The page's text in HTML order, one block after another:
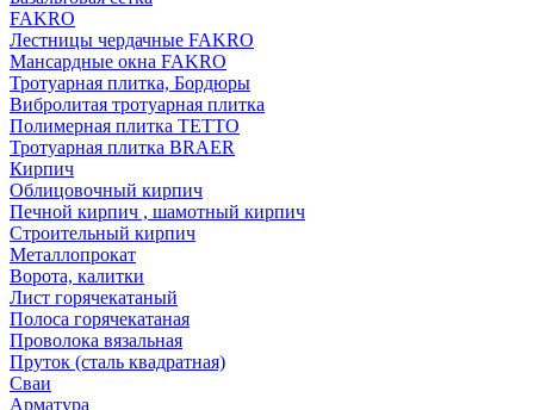
FAKRO
Лестницы чердачные FAKRO
Мансардные окна FAKRO
Тротуарная плитка, Бордюры
Вибролитая тротуарная плитка
Полимерная плитка TETTO
Тротуарная плитка BRAER
Кирпич
Облицовочный кирпич
Печной кирпич , шамотный кирпич
Строительный кирпич
Металлопрокат
Ворота, калитки
Лист горячекатаный
Полоса горячекатаная
Проволока вязальная
Пруток (сталь квадратная)
Сваи
Арматура